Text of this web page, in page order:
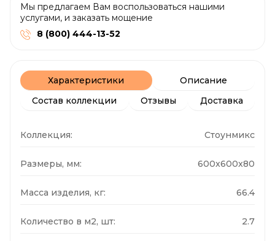
Мы предлагаем Вам воспользоваться нашими
услугами, и заказать мощение
8 (800) 444-13-52
Характеристики
Описание
Состав коллекции
Отзывы Доставка
Коллекция: Стоунмикс
Размеры, мм: 600x600x80
Масса изделия, кг: 66.4
Количество в м2, шт: 2.7